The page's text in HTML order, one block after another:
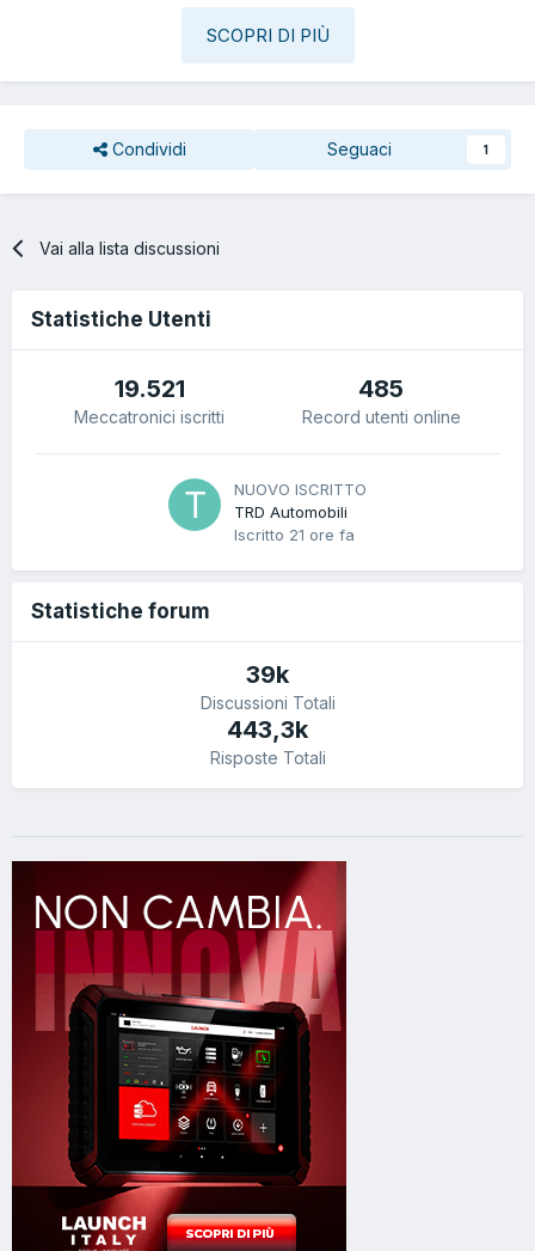
SCOPRI DI PIÙ
Condividi Seguaci 1
Vai alla lista discussioni
Statistiche Utenti
19.521
Meccatronici iscritti
485
Record utenti online
NUOVO ISCRITTO
TRD Automobili
Iscritto 21 ore fa
Statistiche forum
39k
Discussioni Totali
443,3k
Risposte Totali